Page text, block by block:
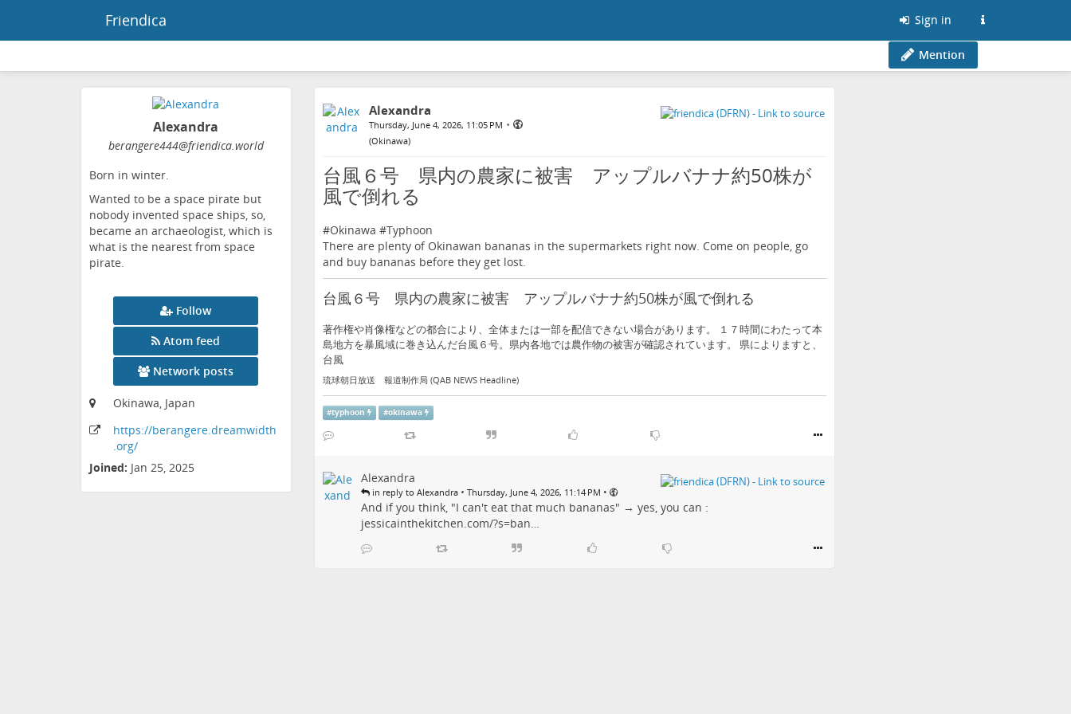
Friendica Sign in
Mention
Alexandra
berangere444@friendica.world
Born in winter.
Wanted to be a space pirate but
nobody invented space ships, so,
became an archaeologist, which is
what is the nearest from space
pirate.
Follow
Atom feed
Network posts
Okinawa, Japan
https://berangere.dreamwidth
.org/
Joined: Jan 25, 2025
Alexandra
Thursday, June 4, 2026, 11:05 PM •
(Okinawa)
台風６号 県内の農家に被害 アップルバナナ約50株が
風で倒れる
#Okinawa #Typhoon
There are plenty of Okinawan bananas in the supermarkets right now. Come on people, go
and buy bananas before they get lost.
台風６号 県内の農家に被害 アップルバナナ約50株が風で倒れる
著作権や肖像権などの都合により、全体または一部を配信できない場合があります。 １７時間にわたって本
島地方を暴風域に巻き込んだ台風６号。県内各地では農作物の被害が確認されています。 県によりますと、
台風
琉球朝日放送 報道制作局 (QAB NEWS Headline)
#typhoon #okinawa
Alexandra
in reply to Alexandra • Thursday, June 4, 2026, 11:14 PM •
And if you think, "I can't eat that much bananas" → yes, you can :
jessicainthekitchen.com/?s=ban…